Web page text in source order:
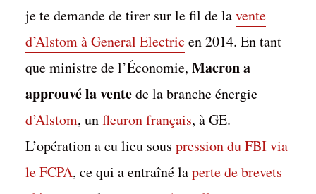
je te demande de tirer sur le fil de lavente
d’Alstom à General Electric en 2014. En tant
que ministre de l’Économie, Macron a
approuvé la ventede la branche énergie
d’Alstom, unfleuron français, à GE.
L’opération a eu lieu sous pression du FBI via
le FCPA, ce qui a entraîné laperte de brevets